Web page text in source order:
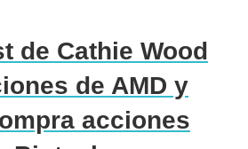
de Cathie Wood
de AMD y
acciones